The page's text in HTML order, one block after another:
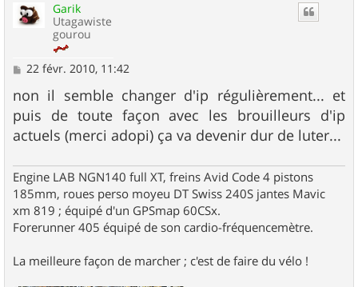
Garik
Utagawiste
gourou
M
s
s
a
g
e
22 févr. 2010, 11:42
non il semble changer d'ip régulièrement... et
puis de toute façon avec les brouilleurs d'ip
actuels (merci adopi) ça va devenir dur de luter...
Engine LAB NGN140 full XT, freins Avid Code 4 pistons
185mm, roues perso moyeu DT Swiss 240S jantes Mavic
xm 819 ; équipé d'un GPSmap 60CSx.
Forerunner 405 équipé de son cardio-fréquencemètre.
La meilleure façon de marcher ; c'est de faire du vélo !